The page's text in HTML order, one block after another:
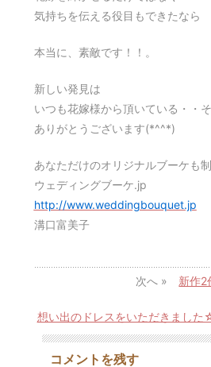
気持ちを伝える役目もできたなら
本当に、素敵です！！。
新しい発見は
いつも花嫁様から頂いている・・
ありがとうございます(*^^*)
あなただけのオリジナルブーケも制
ウェディングブーケ.jp
http://www.weddingbouquet.jp
溝口富美子
次へ » 新作2
想い出のドレスをいただきました
コメントを残す